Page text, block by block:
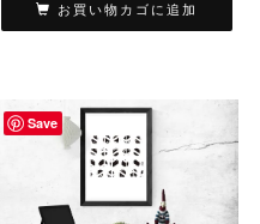
お買い物カゴに追加
Save